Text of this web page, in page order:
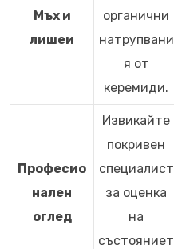
Мъх и
лишеи
органични
натрупвани
я от
керемиди.
Професио
нален
оглед
Извикайте
покривен
специалист
за оценка
на
състояниет